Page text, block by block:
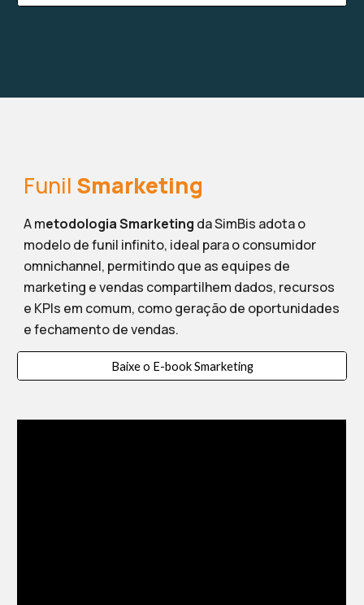
Funil Smarketing
A metodologia Smarketing da SimBis adota o
modelo de funil infinito, ideal para o consumidor
omnichannel, permitindo que as equipes de
marketing e vendas compartilhem dados, recursos
e KPIs em comum, como geração de oportunidades
e fechamento de vendas.
Baixe o E-book Smarketing